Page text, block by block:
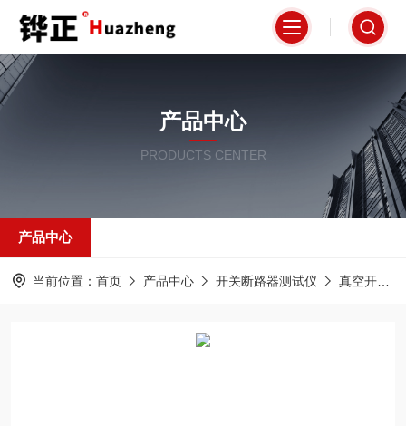
产品中心
PRODUCTS CENTER
产品中心
当前位置： 首页 产品中心 开关断路器测试仪 真空开关真空度测试仪